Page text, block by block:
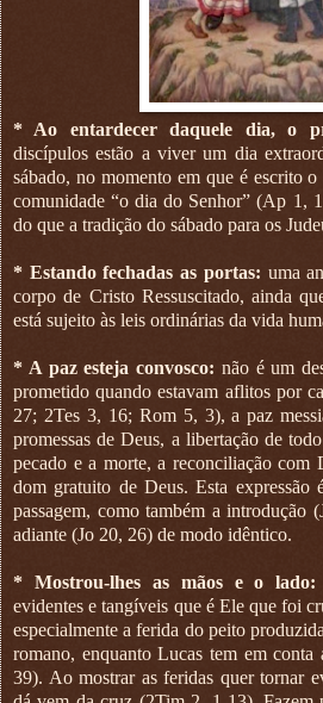
* Ao entardecer daquele dia, o
discípulos estão a viver um dia
sábado, no momento em que é escrito
comunidade “o dia do Senhor” (Ap 1,
do que a tradição do sábado para os
* Estando fechadas as portas: uma
corpo de Cristo Ressuscitado, ainda
está sujeito às leis ordinárias da vida
* A paz esteja convosco: não é um
prometido quando estavam aflitos por
27; 2Tes 3, 16; Rom 5, 3), a paz
promessas de Deus, a libertação de
pecado e a morte, a reconciliação com
dom gratuito de Deus. Esta expressão
passagem, como também a introdução
adiante (Jo 20, 26) de modo idêntico.
* Mostrou-lhes as mãos e o lado:
evidentes e tangíveis que é Ele que foi
especialmente a ferida do peito
romano, enquanto Lucas tem em
39). Ao mostrar as feridas quer tornar